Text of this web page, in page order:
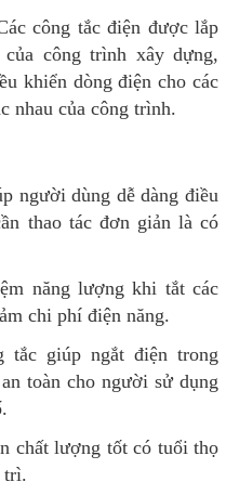
công tắc điện được lắp
công trình xây dựng,
khiển dòng điện cho các
nhau của công trình.
người dùng dễ dàng điều
thao tác đơn giản là có
năng lượng khi tắt các
chi phí điện năng.
tắc giúp ngắt điện trong
toàn cho người sử dụng
chất lượng tốt có tuổi thọ
trì.